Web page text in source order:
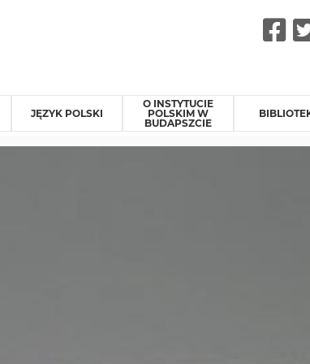
JĘZYK POLSKI
O INSTYTUCIE
POLSKIM W
BUDAPSZCIE